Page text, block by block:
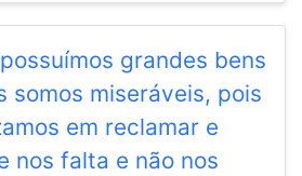
grandes bens
somos miseráveis, pois
em reclamar e
nos falta e não nos